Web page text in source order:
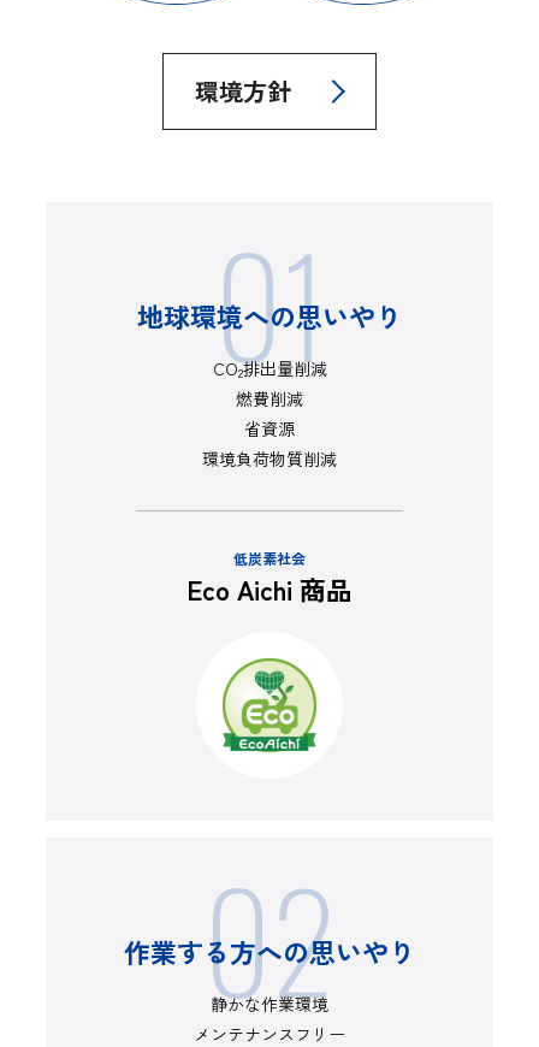
環境方針
01
地球環境への思いやり
CO2排出量削減
燃費削減
省資源
環境負荷物質削減
低炭素社会
Eco Aichi 商品
02
作業する方への思いやり
静かな作業環境
メンテナンスフリー